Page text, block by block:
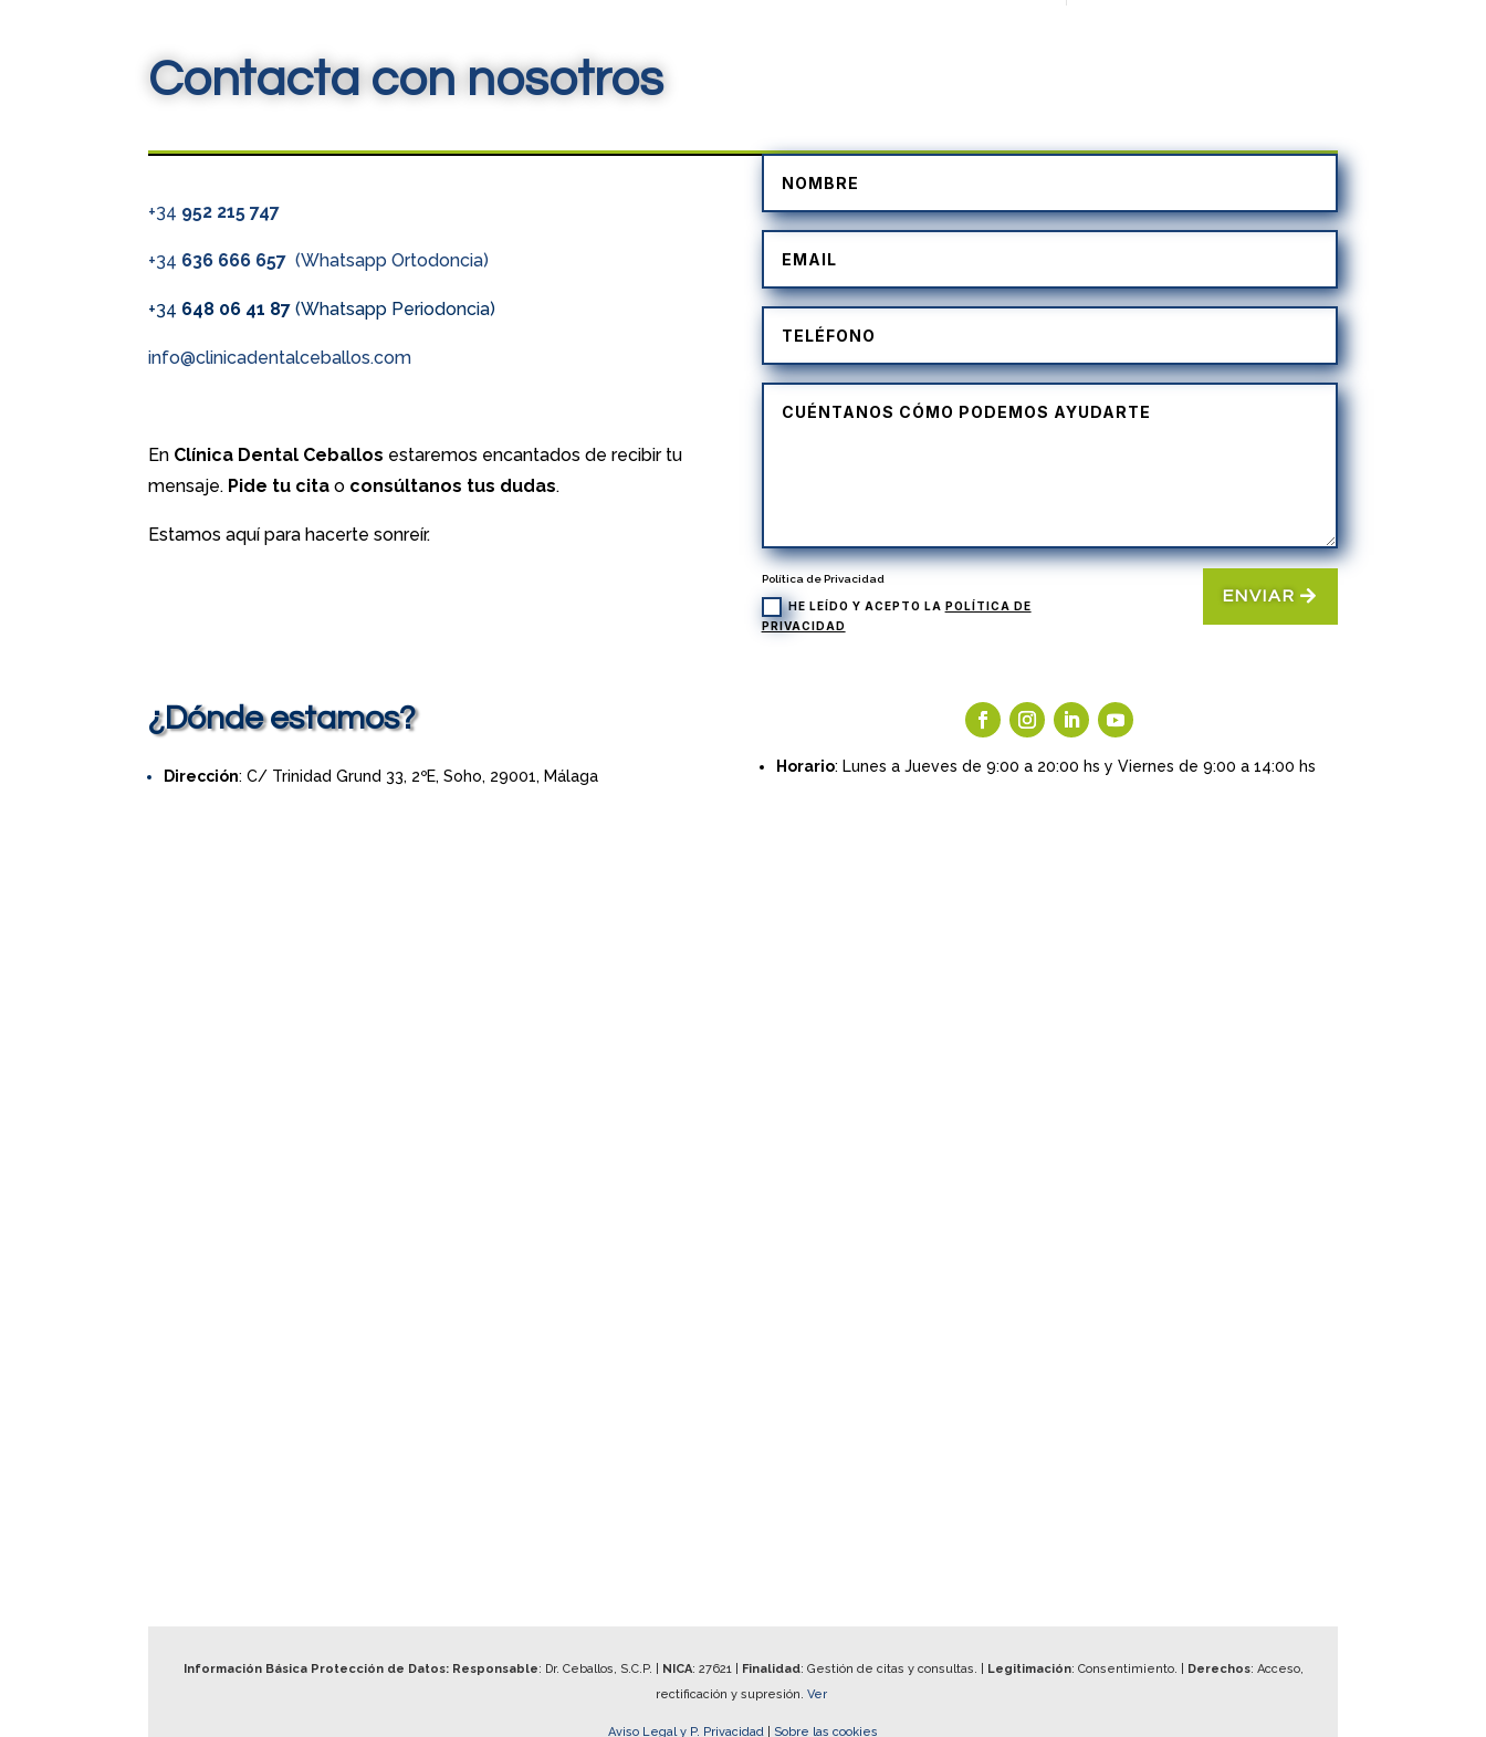
Contacta con nosotros
+34 952 215 747
+34 636 666 657(Whatsapp Ortodoncia)
+34 648 06 41 87 (Whatsapp Periodoncia)
info@clinicadentalceballos.com
En Clínica Dental Ceballos estaremos encantados de recibir tu
mensaje. Pide tu cita o consúltanos tus dudas.
Estamos aquí para hacerte sonreír.
Política de Privacidad
HE LEÍDO Y ACEPTO LA POLÍTICA DE
PRIVACIDAD
ENVIAR
¿Dónde estamos?
Dirección: C/ Trinidad Grund 33, 2ºE, Soho, 29001, Málaga
Horario: Lunes a Jueves de 9:00 a 20:00 hs y Viernes de 9:00 a 14:00 hs
Información Básica Protección de Datos: Responsable: Dr. Ceballos, S.C.P. | NICA: 27621| Finalidad: Gestión de citas y consultas. | Legitimación: Consentimiento. | Derechos: Acceso,
rectificación y supresión. Ver
Aviso Legal y P. Privacidad Sobre las cookies